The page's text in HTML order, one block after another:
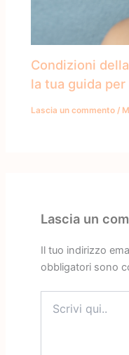
Condizioni
la tua guida
Lascia un commento /
Lascia un
Il tuo indirizzo
obbligatori sono
qui..